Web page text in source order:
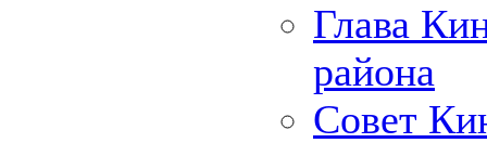
Глава
района
Совет